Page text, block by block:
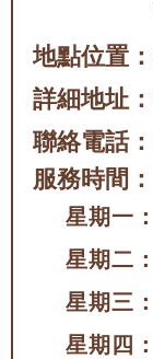
地點位置：
詳細地址：
聯絡電話：
服務時間：
星期一：
星期二：
星期三：
星期四：